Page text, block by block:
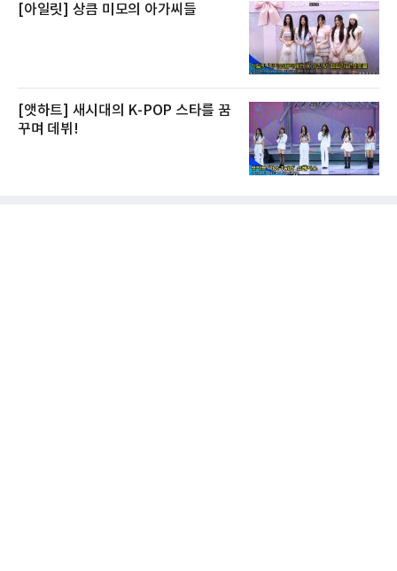
[아일릿] 상큼 미모의 아가씨들
[앳하트] 새시대의 K-POP 스타를 꿈
꾸며 데뷔!